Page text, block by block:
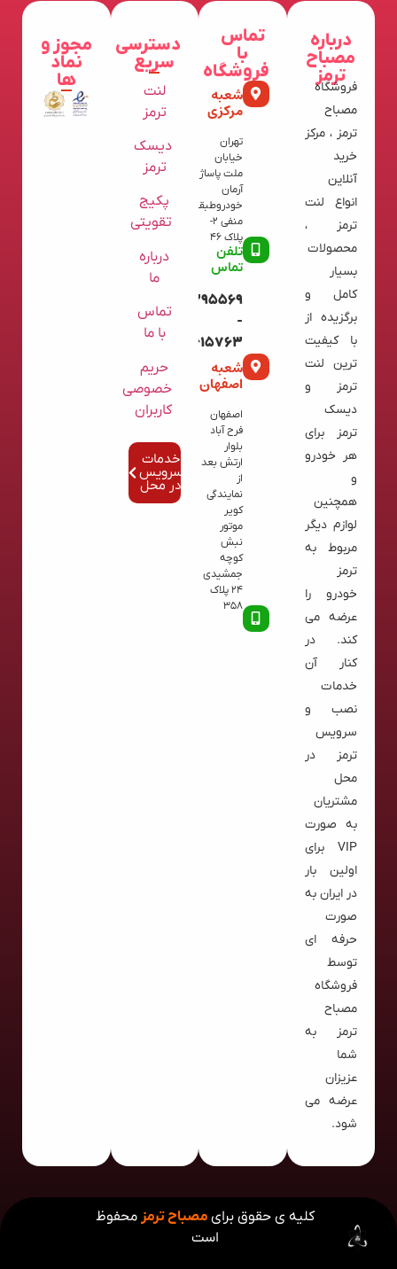
درباره
مصباح
ترمز
فروشگاه
مصباح
ترمز ، مرکز
خرید
آنلاین
انواع لنت
ترمز ،
محصولات
بسیار
کامل و
برگزیده از
با کیفیت
ترین لنت
ترمز و
دیسک
ترمز برای
هر خودرو
و
همچنین
لوازم دیگر
مربوط به
ترمز
خودرو را
عرضه می
کند. در
کنار آن
خدمات
نصب و
سرویس
ترمز در
محل
مشتریان
به صورت
VIP برای
اولین بار
در ایران به
صورت
حرفه ای
توسط
فروشگاه
مصباح
ترمز به
شما
عزیزان
عرضه می
شود.
تماس
با
فروشگاه
شعبه
مرکزی
تهران
خیابان
ملت پاساژ
آرمان
خودروطبقه
منفی 2-
پلاک 46
تلفن
تماس
09120395569
-
02136615763
شعبه
اصفهان
اصفهان
فرح آباد
بلوار
ارتش بعد
از
نمایندگی
کویر
موتور
نبش
کوچه
جمشیدی
24 پلاک
358
دسترسی
سریع
لنت
ترمز
دیسک
ترمز
پکیج
تقویتی
درباره
ما
تماس
با ما
حریم
خصوصی
کاربران
خدمات
سرویس
در محل
مجوز و
نماد
ها
کلیه ی حقوق برای مصباح ترمز محفوظ
است